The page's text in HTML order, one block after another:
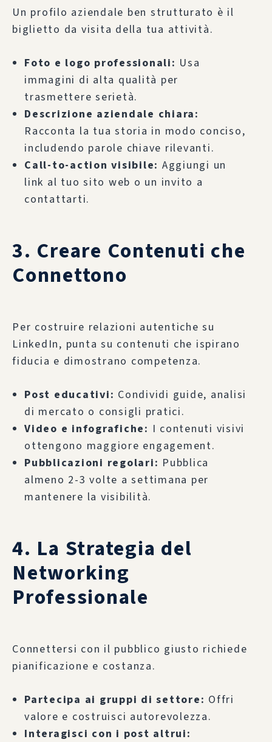
Un profilo aziendale ben strutturato è il
biglietto da visita della tua attività.
Foto e logo professionali: Usa
immagini di alta qualità per
trasmettere serietà.
Descrizione aziendale chiara:
Racconta la tua storia in modo conciso,
includendo parole chiave rilevanti.
Call-to-action visibile: Aggiungi un
link al tuo sito web o un invito a
contattarti.
3. Creare Contenuti che
Connettono
Per costruire relazioni autentiche su
LinkedIn, punta su contenuti che ispirano
fiducia e dimostrano competenza.
Post educativi: Condividi guide, analisi
di mercato o consigli pratici.
Video e infografiche: I contenuti visivi
ottengono maggiore engagement.
Pubblicazioni regolari: Pubblica
almeno 2-3 volte a settimana per
mantenere la visibilità.
4. La Strategia del
Networking
Professionale
Connettersi con il pubblico giusto richiede
pianificazione e costanza.
Partecipa ai gruppi di settore: Offri
valore e costruisci autorevolezza.
Interagisci con i post altrui: